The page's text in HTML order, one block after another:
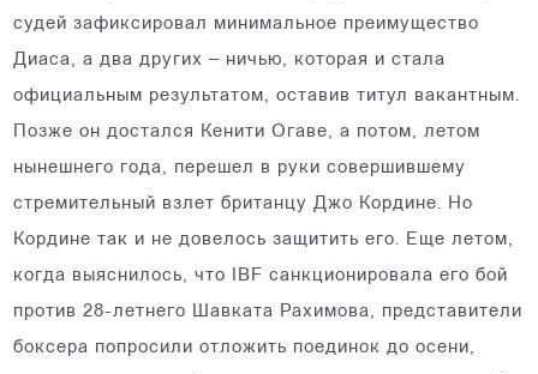
судей зафиксировал минимальное преимущество
Диаса, а два других – ничью, которая и стала
официальным результатом, оставив титул вакантным.
Позже он достался Кенити Огаве, а потом, летом
нынешнего года, перешел в руки совершившему
стремительный взлет британцу Джо Кордине. Но
Кордине так и не довелось защитить его. Еще летом,
когда выяснилось, что IBF санкционировала его бой
против 28-летнего Шавката Рахимова, представители
боксера попросили отложить поединок до осени,